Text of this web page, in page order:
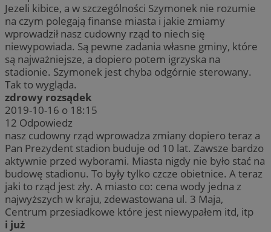
Jezeli kibice, a w szczególności Szymonek nie rozumie
na czym polegają finanse miasta i jakie zmiamy
wprowadził nasz cudowny rząd to niech się
niewypowiada. Są pewne zadania własne gminy, które
są najważniejsze, a dopiero potem igrzyska na
stadionie. Szymonek jest chyba odgórnie sterowany.
Tak to wygląda.
zdrowy rozsądek
2019-10-16 o 18:15
12 Odpowiedz
nasz cudowny rząd wprowadza zmiany dopiero teraz a
Pan Prezydent stadion buduje od 10 lat. Zawsze bardzo
aktywnie przed wyborami. Miasta nigdy nie było stać na
budowę stadionu. To były tylko czcze obietnice. A teraz
jaki to rząd jest zły. A miasto co: cena wody jedna z
najwyższych w kraju, zdewastowana ul. 3 Maja,
Centrum przesiadkowe które jest niewypałem itd, itp
i już